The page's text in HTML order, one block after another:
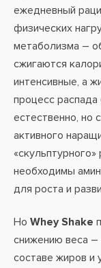
ежедневный
физических
метаболизма –
сжигаются
интенсивные, а
процесс
естественно, но
активного
необходимы
для роста и
Но Whey Shake
снижению веса
составе жиров и